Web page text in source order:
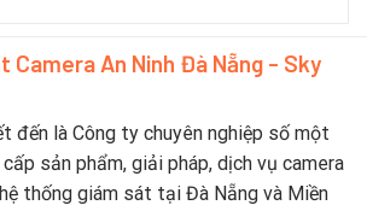
trực
tiếp
thoại
pin
dưới
2
tiếng
Camera An Ninh Đà Nẵng - Sky
đến là Công ty chuyên nghiệp số một
sản phẩm, giải pháp, dịch vụ camera
thống giám sát tại Đà Nẵng và Miền